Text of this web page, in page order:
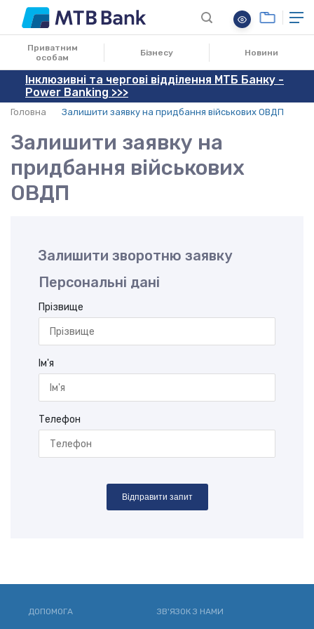
Приватним
особам
Бізнесу Новини
Інклюзивні та чергові відділення МТБ Банку -
Power Banking >>>
Головна Залишити заявку на придбання військових ОВДП
Залишити заявку на
придбання військових
ОВДП
Залишити зворотню заявку
Персональні дані
Прізвище
Ім'я
Телефон
Відправити запит
ДОПОМОГА ЗВ'ЯЗОК З НАМИ